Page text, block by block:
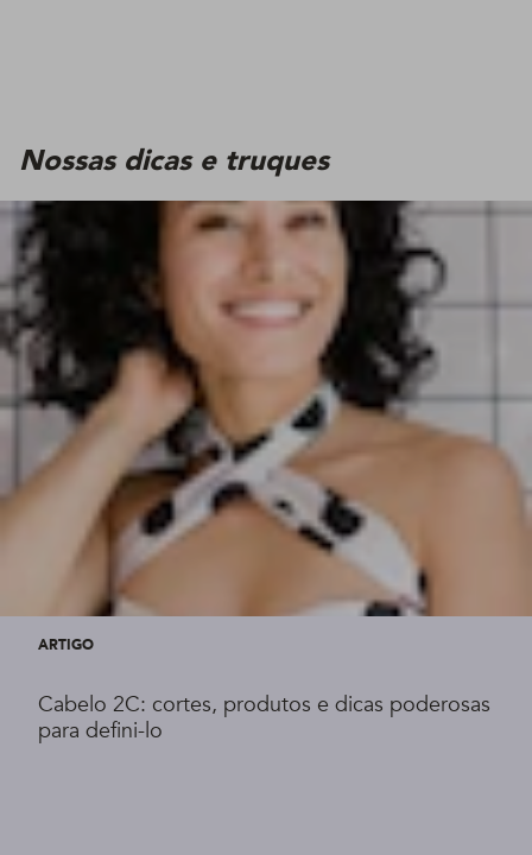
Nossas dicas e truques
ARTIGO
Cabelo 2C: cortes, produtos e dicas poderosas
para defini-lo